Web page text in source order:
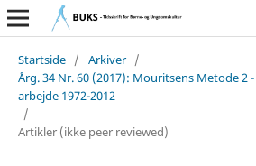
Startside / Arkiver /
Årg. 34 Nr. 60 (2017): Mouritsens Metode
arbejde 1972-2012
/
Artikler (ikke peer reviewed)